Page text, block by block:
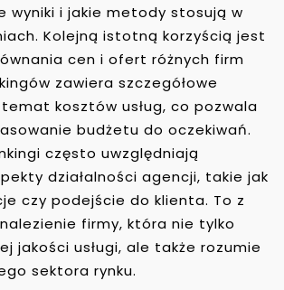
wyniki i jakie metody stosują w
Kolejną istotną korzyścią jest
cen i ofert różnych firm
zawiera szczegółowe
kosztów usług, co pozwala
budżetu do oczekiwań.
często uwzględniają
działalności agencji, takie jak
czy podejście do klienta. To z
firmy, która nie tylko
jakości usługi, ale także rozumie
sektora rynku.